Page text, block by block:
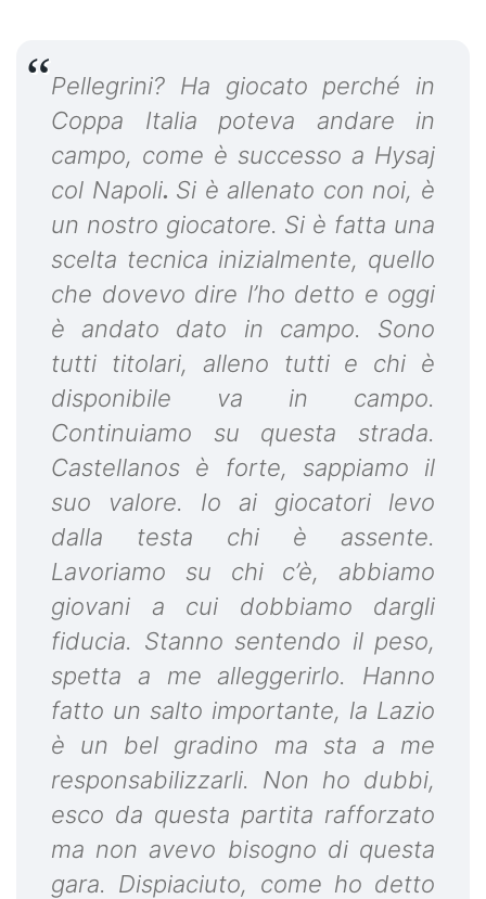
Pellegrini? Ha giocato perché in
Coppa Italia poteva andare in
campo, come è successo a Hysaj
col Napoli. Si è allenato con noi, è
un nostro giocatore. Si è fatta una
scelta tecnica inizialmente, quello
che dovevo dire l’ho detto e oggi
è andato dato in campo. Sono
tutti titolari, alleno tutti e chi è
disponibile va in campo.
Continuiamo su questa strada.
Castellanos è forte, sappiamo il
suo valore. Io ai giocatori levo
dalla testa chi è assente.
Lavoriamo su chi c’è, abbiamo
giovani a cui dobbiamo dargli
fiducia. Stanno sentendo il peso,
spetta a me alleggerirlo. Hanno
fatto un salto importante, la Lazio
è un bel gradino ma sta a me
responsabilizzarli. Non ho dubbi,
esco da questa partita rafforzato
ma non avevo bisogno di questa
gara. Dispiaciuto, come ho detto